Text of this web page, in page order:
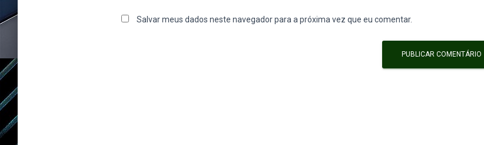
Salvar meus dados neste navegador para a próxima vez que eu comentar.